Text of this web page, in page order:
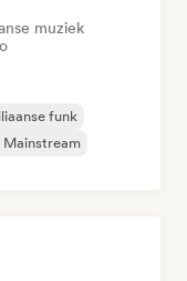
muziek
funk